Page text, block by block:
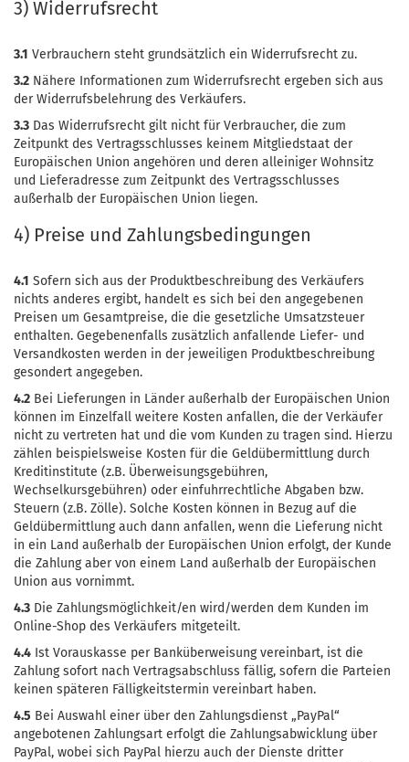
3) Widerrufsrecht
3.1 Verbrauchern steht grundsätzlich ein Widerrufsrecht zu.
3.2 Nähere Informationen zum Widerrufsrecht ergeben sich aus
der Widerrufsbelehrung des Verkäufers.
3.3 Das Widerrufsrecht gilt nicht für Verbraucher, die zum
Zeitpunkt des Vertragsschlusses keinem Mitgliedstaat der
Europäischen Union angehören und deren alleiniger Wohnsitz
und Lieferadresse zum Zeitpunkt des Vertragsschlusses
außerhalb der Europäischen Union liegen.
4) Preise und Zahlungsbedingungen
4.1 Sofern sich aus der Produktbeschreibung des Verkäufers
nichts anderes ergibt, handelt es sich bei den angegebenen
Preisen um Gesamtpreise, die die gesetzliche Umsatzsteuer
enthalten. Gegebenenfalls zusätzlich anfallende Liefer- und
Versandkosten werden in der jeweiligen Produktbeschreibung
gesondert angegeben.
4.2 Bei Lieferungen in Länder außerhalb der Europäischen Union
können im Einzelfall weitere Kosten anfallen, die der Verkäufer
nicht zu vertreten hat und die vom Kunden zu tragen sind. Hierzu
zählen beispielsweise Kosten für die Geldübermittlung durch
Kreditinstitute (z.B. Überweisungsgebühren,
Wechselkursgebühren) oder einfuhrrechtliche Abgaben bzw.
Steuern (z.B. Zölle). Solche Kosten können in Bezug auf die
Geldübermittlung auch dann anfallen, wenn die Lieferung nicht
in ein Land außerhalb der Europäischen Union erfolgt, der Kunde
die Zahlung aber von einem Land außerhalb der Europäischen
Union aus vornimmt.
4.3 Die Zahlungsmöglichkeit/en wird/werden dem Kunden im
Online-Shop des Verkäufers mitgeteilt.
4.4 Ist Vorauskasse per Banküberweisung vereinbart, ist die
Zahlung sofort nach Vertragsabschluss fällig, sofern die Parteien
keinen späteren Fälligkeitstermin vereinbart haben.
4.5 Bei Auswahl einer über den Zahlungsdienst „PayPal“
angebotenen Zahlungsart erfolgt die Zahlungsabwicklung über
PayPal, wobei sich PayPal hierzu auch der Dienste dritter